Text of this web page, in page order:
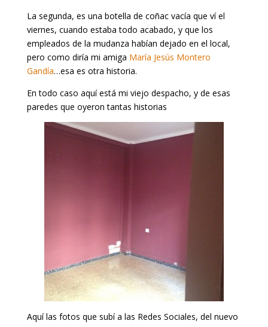
La segunda, es una botella de coñac vacía que ví el
viernes, cuando estaba todo acabado, y que los
empleados de la mudanza habían dejado en el local,
pero como diría mi amiga María Jesús Montero
Gandía…esa es otra historia.
En todo caso aquí está mi viejo despacho, y de esas
paredes que oyeron tantas historias
Aquí las fotos que subí a las Redes Sociales, del nuevo